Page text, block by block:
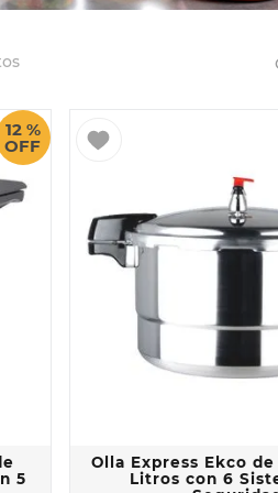
12 %
OFF
5
Olla Express Ekco
Litros con 6